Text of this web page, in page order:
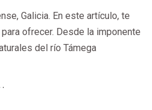
Galicia. En este artículo, te
ofrecer. Desde la imponente
del río Támega